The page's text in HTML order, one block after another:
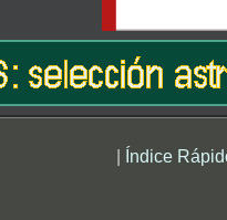
| Índice